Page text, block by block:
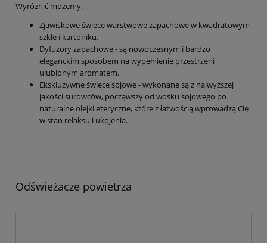
Wyróżnić możemy:
Zjawiskowe świece warstwowe zapachowe w kwadratowym
szkle i kartoniku.
Dyfuzory zapachowe - są nowoczesnym i bardzo
eleganckim sposobem na wypełnienie przestrzeni
ulubionym aromatem.
Ekskluzywne świece sojowe - wykonane są z najwyższej
jakości surowców, począwszy od wosku sojowego po
naturalne olejki eteryczne, które z łatwością wprowadzą Cię
w stan relaksu i ukojenia.
Odświeżacze powietrza